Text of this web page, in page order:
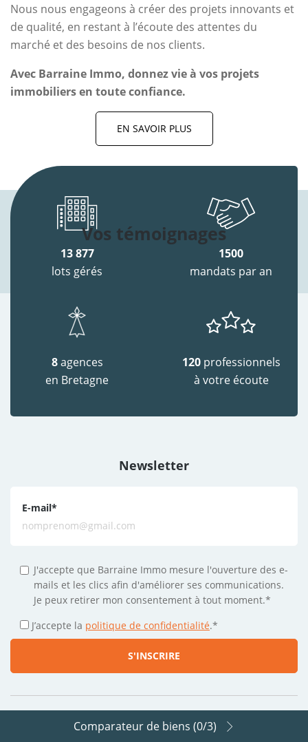
Nous nous engageons à créer des projets innovants et
de qualité, en restant à l’écoute des attentes du
marché et des besoins de nos clients.
Avec Barraine Immo, donnez vie à vos projets
immobiliers en toute confiance.
EN SAVOIR PLUS
Vos témoignages
13 877
lots gérés
1500
mandats par an
8agences
en Bretagne
120 professionnels
à votre écoute
Newsletter
E-mail*
J'accepte que Barraine Immo mesure l'ouverture des e-
mails et les clics afin d'améliorer ses communications.
Je peux retirer mon consentement à tout moment.*
J’accepte la politique de confidentialité.*
Suivez-nous sur les réseaux
Comparateur de biens (0/3)